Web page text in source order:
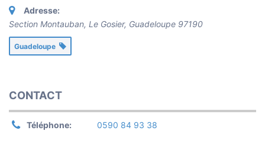
Adresse:
Section Montauban, Le Gosier, Guadeloupe 97190
Guadeloupe
CONTACT
Téléphone: 0590 84 93 38